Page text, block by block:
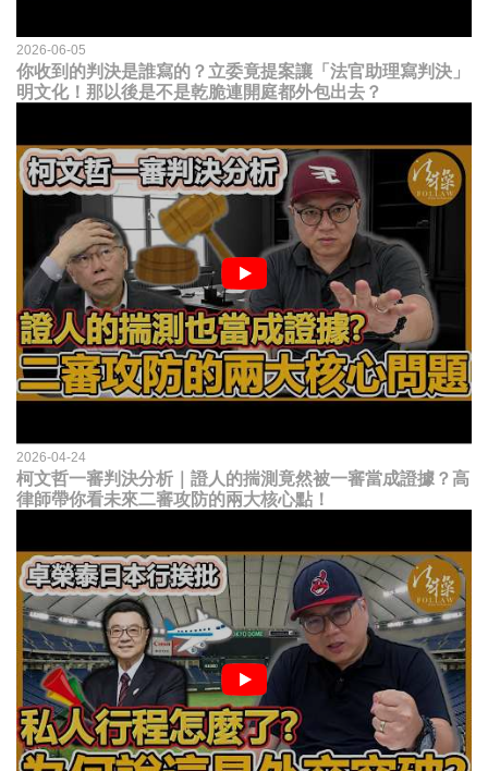
2026-06-05
你收到的判決是誰寫的？立委竟提案讓「法官助理寫判決」
明文化！那以後是不是乾脆連開庭都外包出去？
2026-04-24
柯文哲一審判決分析｜證人的揣測竟然被一審當成證據？高
律師帶你看未來二審攻防的兩大核心點！